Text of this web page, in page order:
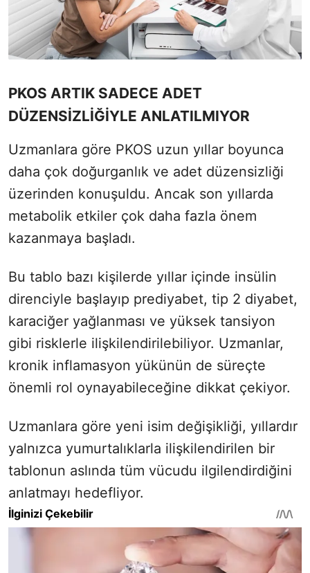
PKOS ARTIK SADECE ADET
DÜZENSİZLİĞİYLE ANLATILMIYOR
Uzmanlara göre PKOS uzun yıllar boyunca
daha çok doğurganlık ve adet düzensizliği
üzerinden konuşuldu. Ancak son yıllarda
metabolik etkiler çok daha fazla önem
kazanmaya başladı.
Bu tablo bazı kişilerde yıllar içinde insülin
direnciyle başlayıp prediyabet, tip 2 diyabet,
karaciğer yağlanması ve yüksek tansiyon
gibi risklerle ilişkilendirilebiliyor. Uzmanlar,
kronik inflamasyon yükünün de süreçte
önemli rol oynayabileceğine dikkat çekiyor.
Uzmanlara göre yeni isim değişikliği, yıllardır
yalnızca yumurtalıklarla ilişkilendirilen bir
tablonun aslında tüm vücudu ilgilendirdiğini
anlatmayı hedefliyor.